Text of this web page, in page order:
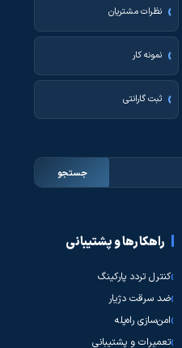
نظرات مشتریان
نمونه کار
ثبت گارانتی
جستجو
راهکارها و پشتیبانی
کنترل تردد پارکینگ
ضد سرقت دژیار
امن‌سازی راه‌پله
تعمیرات و پشتیبانی